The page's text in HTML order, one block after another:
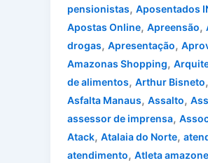
pensionistas, Aposentados
Apostas Online, Apreensão,
drogas, Apresentação,
Amazonas Shopping,
de alimentos, Arthur Bisneto,
Asfalta Manaus, Assalto,
assessor de imprensa,
Atack, Atalaia do Norte,
atendimento, Atleta